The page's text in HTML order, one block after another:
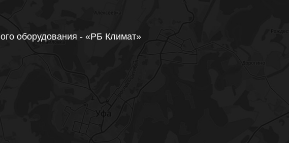
оборудования - «РБ Климат»